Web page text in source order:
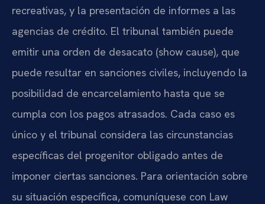
recreativas, y la presentación de informes a las
agencias de crédito. El tribunal también puede
emitir una orden de desacato (show cause), que
puede resultar en sanciones civiles, incluyendo la
posibilidad de encarcelamiento hasta que se
cumpla con los pagos atrasados. Cada caso es
único y el tribunal considera las circunstancias
específicas del progenitor obligado antes de
imponer ciertas sanciones. Para orientación sobre
su situación específica, comuníquese con Law